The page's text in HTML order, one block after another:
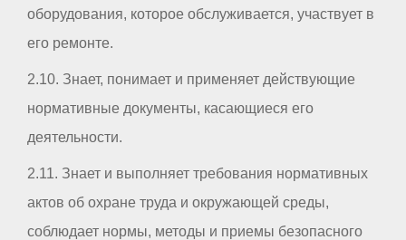
оборудования, которое обслуживается, участвует в
его ремонте.
2.10. Знает, понимает и применяет действующие
нормативные документы, касающиеся его
деятельности.
2.11. Знает и выполняет требования нормативных
актов об охране труда и окружающей среды,
соблюдает нормы, методы и приемы безопасного